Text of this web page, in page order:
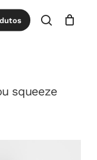
procurar
Close
squeeze